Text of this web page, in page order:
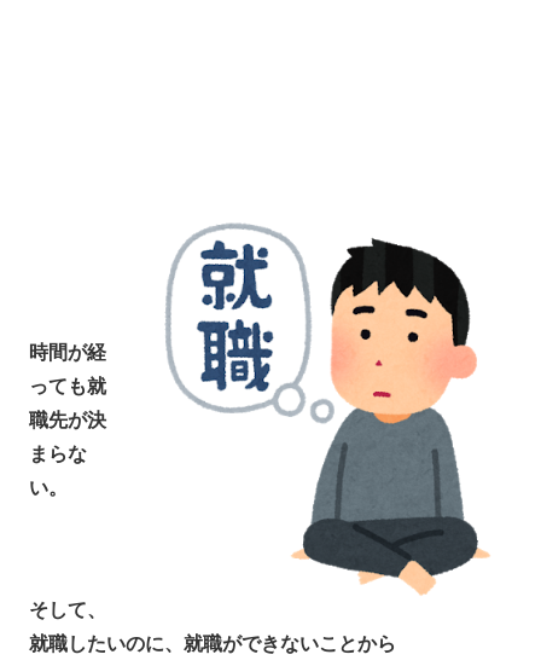
時間が経
っても就
職先が決
まらな
い。
そして、
就職したいのに、就職ができないことから